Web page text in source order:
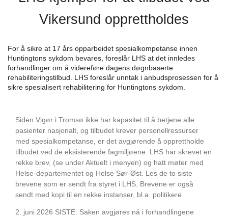
Vikersund opprettholdes
For å sikre at 17 års opparbeidet spesialkompetanse innen
Huntingtons sykdom bevares, foreslår LHS at det innledes
forhandlinger om å videreføre dagens døgnbaserte
rehabiliteringstilbud. LHS foreslår unntak i anbudsprosessen for å
sikre spesialisert rehabilitering for Huntingtons sykdom.
Siden Vigør i Tromsø ikke har kapasitet til å betjene alle
pasienter nasjonalt, og tilbudet krever personellressurser
med spesialkompetanse, er det avgjørende å opprettholde
tilbudet ved de eksisterende fagmiljøene. LHS har skrevet en
rekke brev, (se under Aktuelt i menyen) og hatt møter med
Helse-departementet og Helse Sør-Øst. Les de to siste
brevene som er sendt fra styret i LHS. Brevene er også
sendt med kopi til en rekke instanser, bl.a. politikere.
2. juni 2026 SISTE: Saken avgjøres nå i forhandlingene